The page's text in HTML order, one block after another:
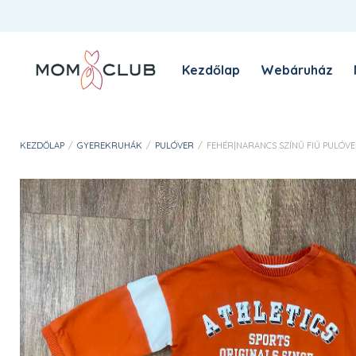
Kezdőlap Webáruház
KEZDŐLAP / GYEREKRUHÁK / PULÓVER / FEHÉR|NARANCS SZÍNŰ FIÚ